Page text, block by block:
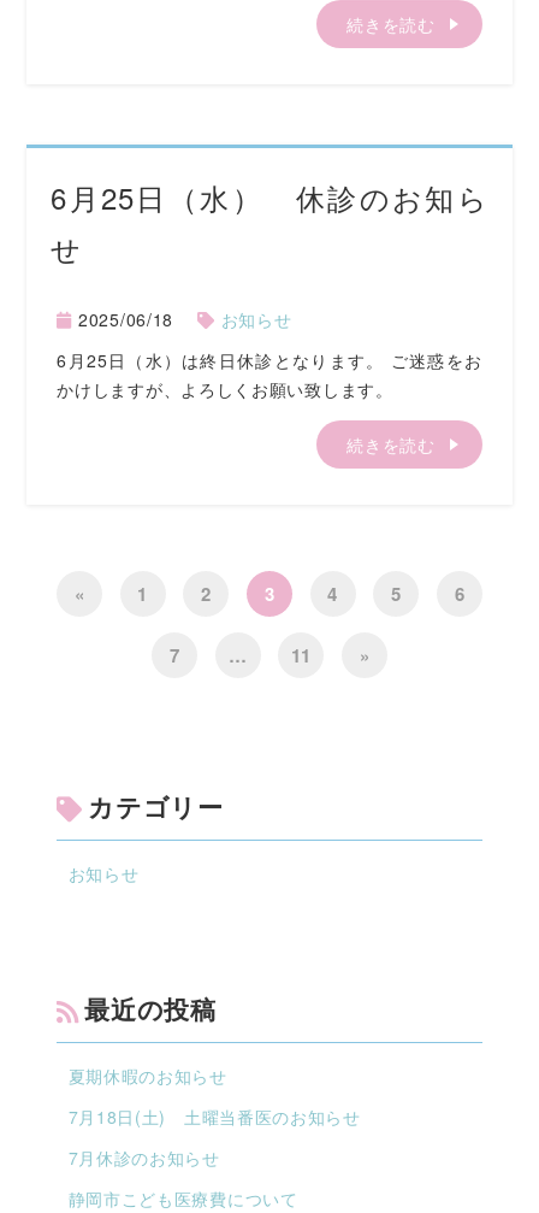
続きを読む
6月25日（水） 休診のお知ら
せ
2025/06/18
お知らせ
6月25日（水）は終日休診となります。 ご迷惑をお
かけしますが、よろしくお願い致します。
続きを読む
« 1 2 3 4 5 6
7 … 11 »
カテゴリー
お知らせ
最近の投稿
夏期休暇のお知らせ
7月18日(土) 土曜当番医のお知らせ
7月休診のお知らせ
静岡市こども医療費について